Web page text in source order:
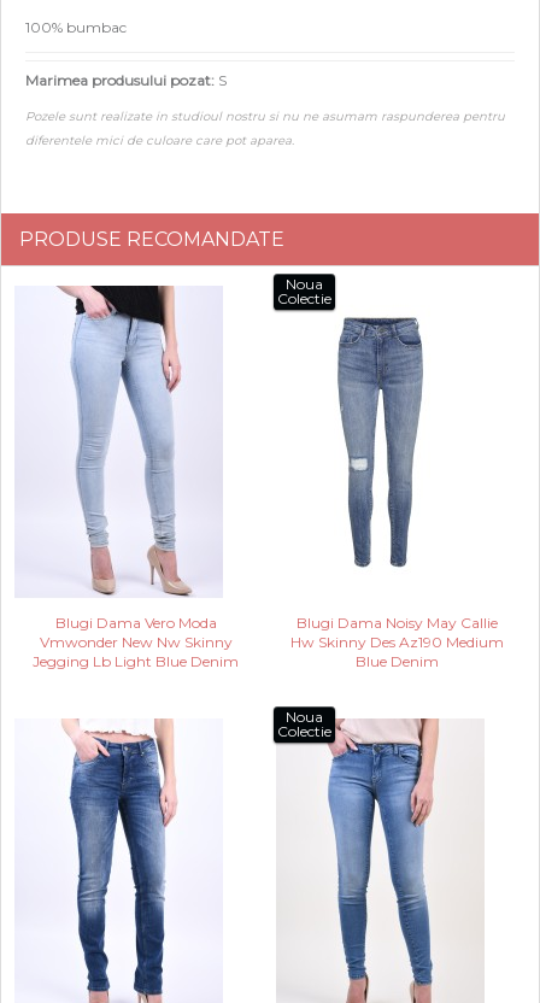
100% bumbac
Marimea produsului pozat: S
Pozele sunt realizate in studioul nostru si nu ne asumam raspunderea pentru
diferentele mici de culoare care pot aparea.
PRODUSE RECOMANDATE
Blugi Dama Vero Moda
Vmwonder New Nw Skinny
Jegging Lb Light Blue Denim
Noua
Colectie
Blugi Dama Noisy May Callie
Hw Skinny Des Az190 Medium
Blue Denim
Noua
Colectie